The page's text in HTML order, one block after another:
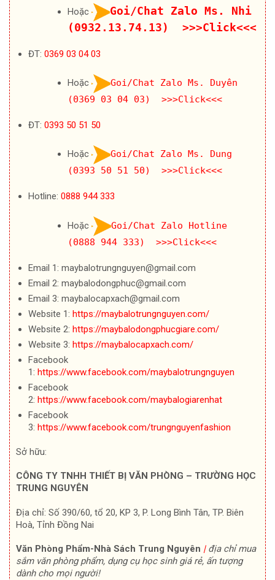
Hoặc
Goi/Chat Zalo Ms. Nhi
(0932.13.74.13) >>>Click<<<
ĐT: 0369 03 04 03
Hoặc
Goi/Chat Zalo Ms. Duyên
(0369 03 04 03) >>>Click<<<
ĐT: 0393 50 51 50
Hoặc
Goi/Chat Zalo Ms. Dung
(0393 50 51 50) >>>Click<<<
Hotline: 0888 944 333
Hoặc
Goi/Chat Zalo Hotline
(0888 944 333) >>>Click<<<
Email 1: maybalotrungnguyen@gmail.com
Email 2: maybalodongphuc@gmail.com
Email 3: maybalocapxach@gmail.com
Website 1: https://maybalotrungnguyen.com/
Website 2: https://maybalodongphucgiare.com/
Website 3: https://maybalocapxach.com/
Facebook
1: https://www.facebook.com/maybalotrungnguyen
Facebook
2: https://www.facebook.com/maybalogiarenhat
Facebook
3: https://www.facebook.com/trungnguyenfashion
Sở hữu:
CÔNG TY TNHH THIẾT BỊ VĂN PHÒNG – TRƯỜNG HỌC
TRUNG NGUYÊN
Địa chỉ: Số 390/60, tổ 20, KP 3, P. Long Bình Tân, TP. Biên
Hoà, Tỉnh Đồng Nai
Văn Phòng Phẩm-Nhà Sách Trung Nguyên | địa chỉ mua
sắm văn phòng phẩm, dụng cụ học sinh giá rẻ, ấn tượng
dành cho mọi người!